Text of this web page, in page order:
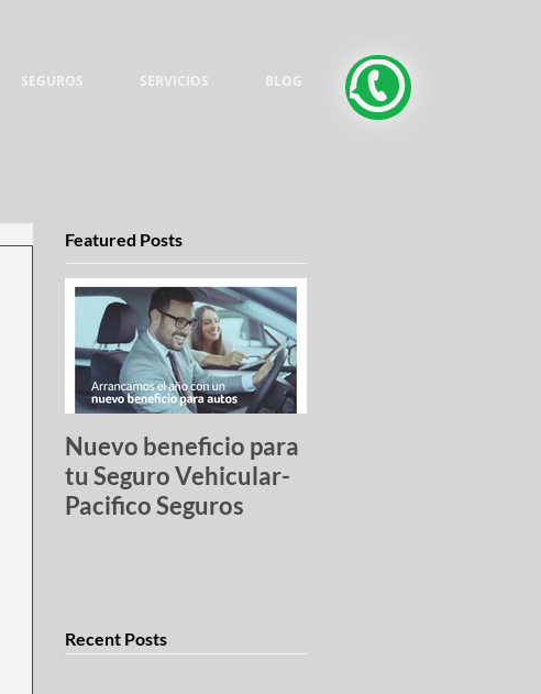
SEGUROS SERVICIOS BLOG
Featured Posts
Nuevo beneficio para
tu Seguro Vehicular-
Pacifico Seguros
Recent Posts